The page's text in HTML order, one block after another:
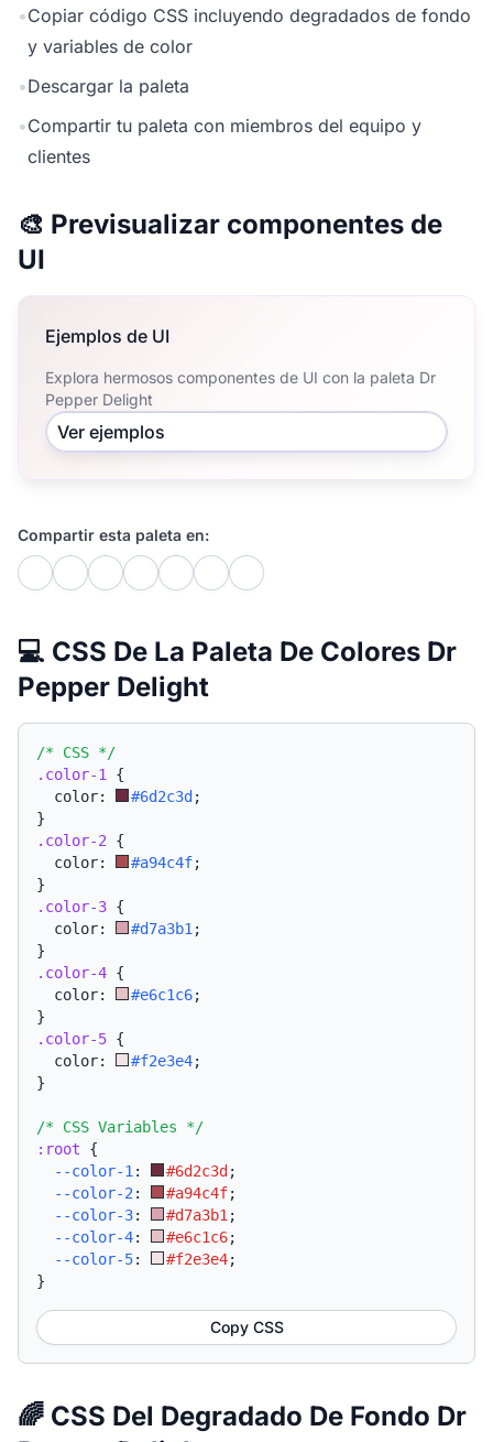
•Copiar código CSS incluyendo degradados de fondo
y variables de color
•Descargar la paleta
•Compartir tu paleta con miembros del equipo y
clientes
🎨 Previsualizar componentes de
UI
Ejemplos de UI
Explora hermosos componentes de UI con la paleta Dr
Pepper Delight
Ver ejemplos
Compartir esta paleta en:
💻 CSS De La Paleta De Colores Dr
Pepper Delight
/* CSS */
.color-1
{
  color:
#6d2c3d ;
}
.color-2 {
  color:
#a94c4f;
}
.color-3 {
  color:
#d7a3b1 ;
}
.color-4 {
  color:
#e6c1c6;
}
.color-5 {
  color:
#f2e3e4;
}
/* CSS Variables */
:root {
--color-1 : #6d2c3d ;
--color-2 : #a94c4f;
--color-3: #d7a3b1 ;
--color-4: #e6c1c6;
--color-5: #f2e3e4;
}
Copy CSS
🌈 CSS Del Degradado De Fondo Dr